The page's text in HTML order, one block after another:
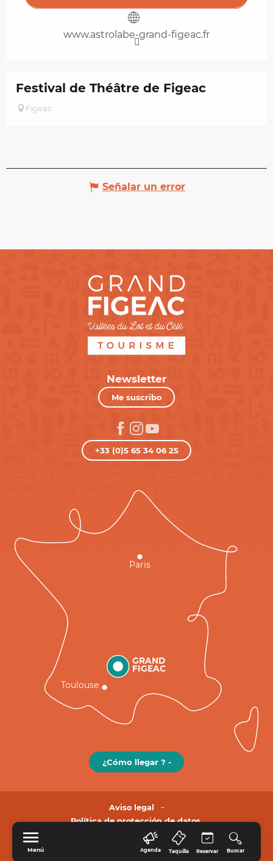
Menú Agenda Taquilla Reservar Buscar
www.astrolabe-grand-figeac.fr
Festival de Théâtre de Figeac
Figeac
Señalar un error
Newsletter
Me suscribo
+33 (0)5 65 34 06 25
GRAND
FIGEAC
Toulouse
Paris
¿Cómo llegar ? -
Aviso legal
Política de protección de datos.